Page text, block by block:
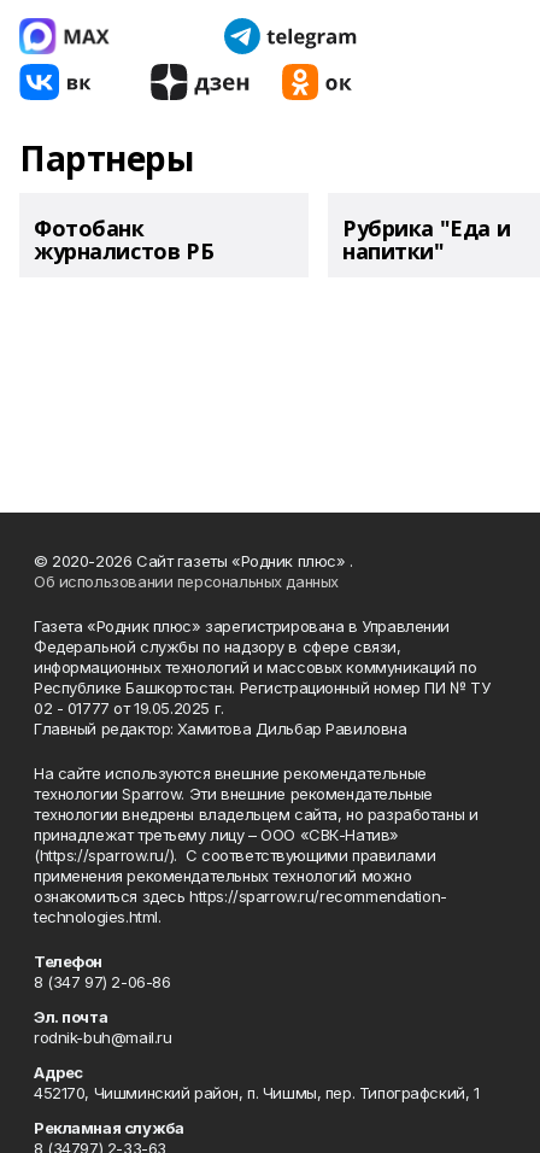
Партнеры
Фотобанк
журналистов РБ
Рубрика "Еда и
напитки"
© 2020-2026 Сайт газеты «Родник плюс» .
Об использовании персональных данных
Газета «Родник плюс» зарегистрирована в Управлении
Федеральной службы по надзору в сфере связи,
информационных технологий и массовых коммуникаций по
Республике Башкортостан. Регистрационный номер ПИ № ТУ
02 - 01777 от 19.05.2025 г.
Главный редактор: Хамитова Дильбар Равиловна
На сайте используются внешние рекомендательные
технологии Sparrow. Эти внешние рекомендательные
технологии внедрены владельцем сайта, но разработаны и
принадлежат третьему лицу – ООО «СВК-Натив»
(https://sparrow.ru/). С соответствующими правилами
применения рекомендательных технологий можно
ознакомиться здесь https://sparrow.ru/recommendation-
technologies.html.
Телефон
8 (347 97) 2-06-86
Эл. почта
rodnik-buh@mail.ru
Адрес
452170, Чишминский район, п. Чишмы, пер. Типографский, 1
Рекламная служба
8 (34797) 2-33-63